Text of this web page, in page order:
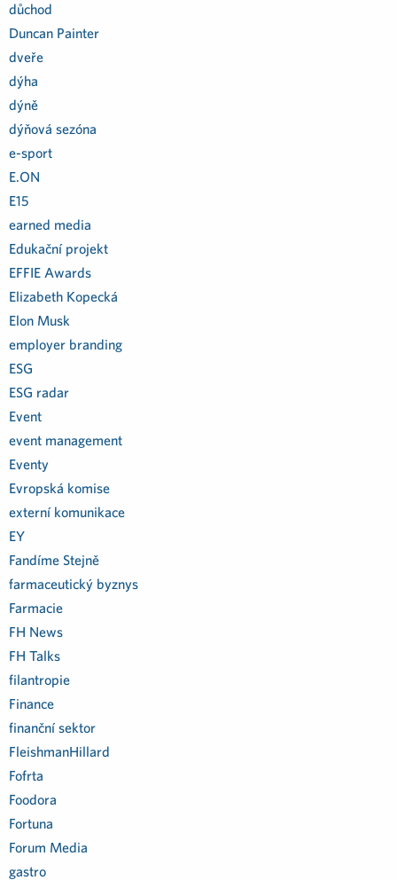
důchod
Duncan Painter
dveře
dýha
dýně
dýňová sezóna
e-sport
E.ON
E15
earned media
Edukační projekt
EFFIE Awards
Elizabeth Kopecká
Elon Musk
employer branding
ESG
ESG radar
Event
event management
Eventy
Evropská komise
externí komunikace
EY
Fandíme Stejně
farmaceutický byznys
Farmacie
FH News
FH Talks
filantropie
Finance
finanční sektor
FleishmanHillard
Fofrta
Foodora
Fortuna
Forum Media
gastro